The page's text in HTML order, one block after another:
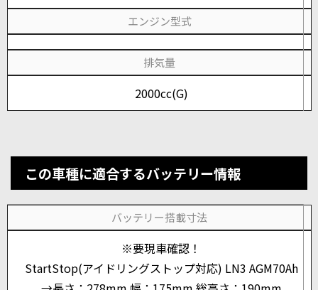
エンジン型式
排気量
2000cc(G)
この車種に適合するバッテリー情報
バッテリー搭載寸法
※要現車確認！
StartStop(アイドリングストップ対応) LN3 AGM70Ah